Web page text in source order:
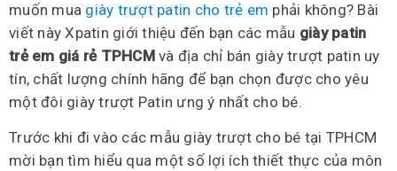
muốn mua giày trượt patin cho trẻ em phải không? Bài
viết này Xpatin giới thiệu đến bạn các mẫu giày patin
trẻ em giá rẻ TPHCMvà địa chỉ bán giày trượt patin uy
tín, chất lượng chính hãng để bạn chọn được cho yêu
một đôi giày trượt Patin ưng ý nhất cho bé.
Trước khi đi vào các mẫu giày trượt cho bé tại TPHCM
mời bạn tìm hiểu qua một số lợi ích thiết thực của môn